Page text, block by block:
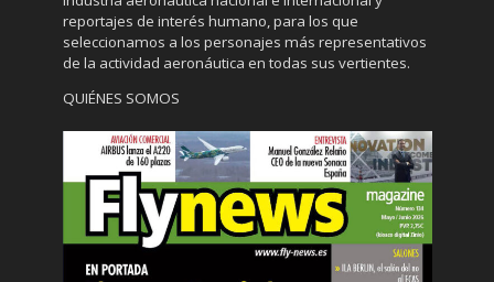
reportajes de interés humano, para los que
seleccionamos a los personajes más representativos
de la actividad aeronáutica en todas sus vertientes.
QUIÉNES SOMOS